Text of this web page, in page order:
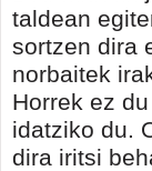
taldean
sortzen dira
norbaitek
Horrek ez
idatziko du.
dira iritsi